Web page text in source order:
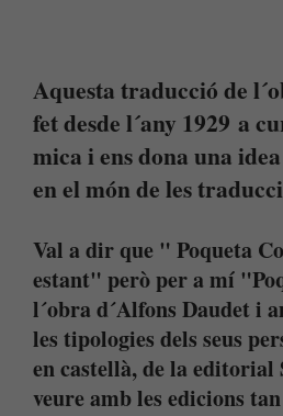
Aquesta traducció de
fet desde l´any 1929 a
mica i ens dona una
en el món de les
Val a dir que " Poqueta
estant" però per a mí
l´obra d´Alfons Daudet i
les tipologies dels seus
en castellà, de la editorial
veure amb les edicions